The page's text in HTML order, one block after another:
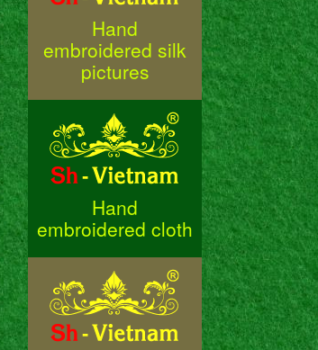
Hand
embroidered silk
pictures
Hand
embroidered cloth